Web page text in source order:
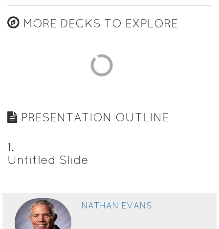
MORE DECKS TO EXPLORE
PRESENTATION OUTLINE
1.
Untitled Slide
NATHAN EVANS